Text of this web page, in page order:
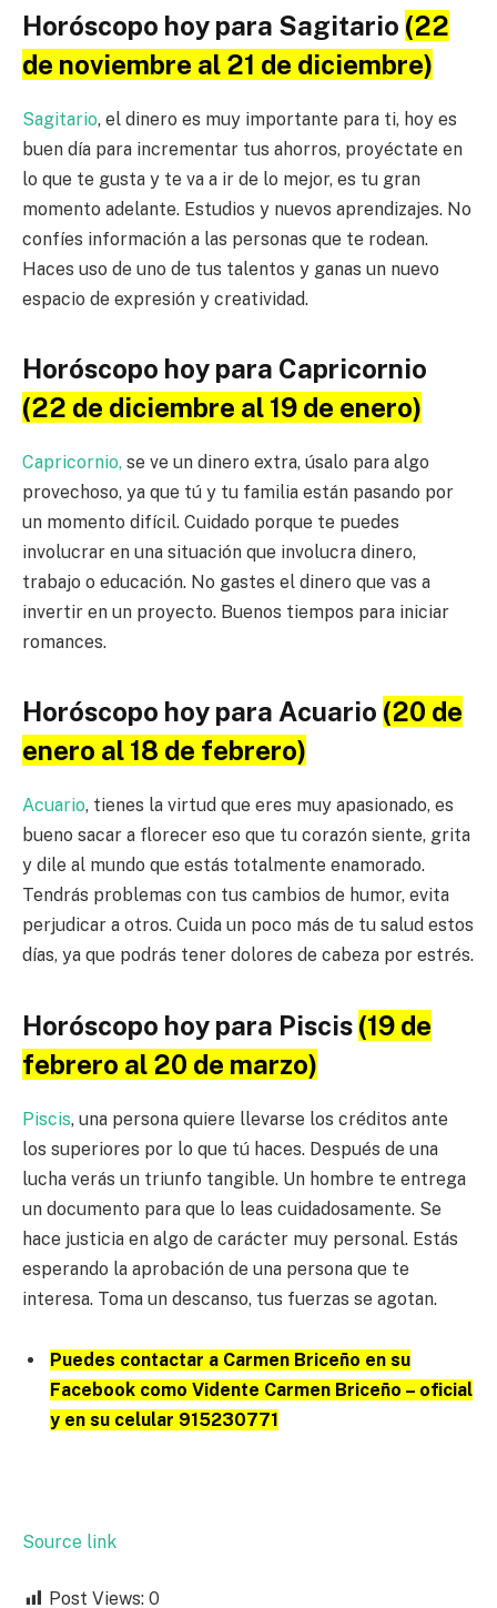
Horóscopo hoy para Sagitario (22
de noviembre al 21 de diciembre)
Sagitario, el dinero es muy importante para ti, hoy es
buen día para incrementar tus ahorros, proyéctate en
lo que te gusta y te va a ir de lo mejor, es tu gran
momento adelante. Estudios y nuevos aprendizajes. No
confíes información a las personas que te rodean.
Haces uso de uno de tus talentos y ganas un nuevo
espacio de expresión y creatividad.
Horóscopo hoy para Capricornio
(22 de diciembre al 19 de enero)
Capricornio, se ve un dinero extra, úsalo para algo
provechoso, ya que tú y tu familia están pasando por
un momento difícil. Cuidado porque te puedes
involucrar en una situación que involucra dinero,
trabajo o educación. No gastes el dinero que vas a
invertir en un proyecto. Buenos tiempos para iniciar
romances.
Horóscopo hoy para Acuario (20 de
enero al 18 de febrero)
Acuario, tienes la virtud que eres muy apasionado, es
bueno sacar a florecer eso que tu corazón siente, grita
y dile al mundo que estás totalmente enamorado.
Tendrás problemas con tus cambios de humor, evita
perjudicar a otros. Cuida un poco más de tu salud estos
días, ya que podrás tener dolores de cabeza por estrés.
Horóscopo hoy para Piscis (19 de
febrero al 20 de marzo)
Piscis, una persona quiere llevarse los créditos ante
los superiores por lo que tú haces. Después de una
lucha verás un triunfo tangible. Un hombre te entrega
un documento para que lo leas cuidadosamente. Se
hace justicia en algo de carácter muy personal. Estás
esperando la aprobación de una persona que te
interesa. Toma un descanso, tus fuerzas se agotan.
Puedes contactar a Carmen Briceño en su
Facebook como Vidente Carmen Briceño – oficial
y en su celular 915230771
Source link
Post Views: 0